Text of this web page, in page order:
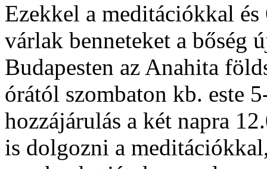
Ezekkel a meditációkkal
várlak benneteket a bőség
Budapesten az Anahita
órától szombaton kb. este
hozzájárulás a két napra
is dolgozni a